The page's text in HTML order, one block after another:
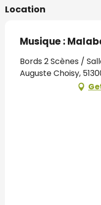
Location
Musique :
Bords 2 Scènes /
Auguste Choisy,